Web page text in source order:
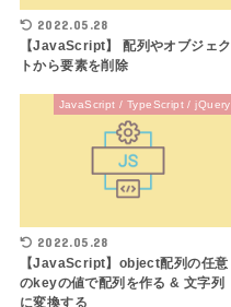
2022.05.28
【JavaScript】 配列やオブジェク
トから要素を削除
JavaScript / TypeScript / jQuery
2022.05.28
【JavaScript】object配列の任意
のkeyの値で配列を作る & 文字列
に変換する